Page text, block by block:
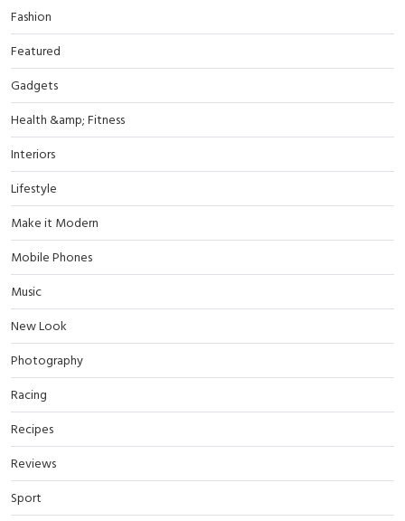
Fashion
Featured
Gadgets
Health &amp; Fitness
Interiors
Lifestyle
Make it Modern
Mobile Phones
Music
New Look
Photography
Racing
Recipes
Reviews
Sport